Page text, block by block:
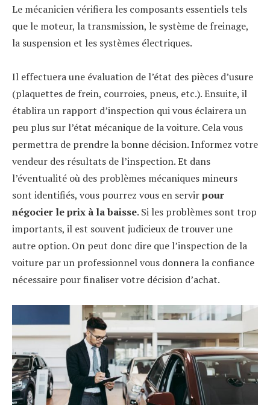
Le mécanicien vérifiera les composants essentiels tels
que le moteur, la transmission, le système de freinage,
la suspension et les systèmes électriques.
Il effectuera une évaluation de l’état des pièces d’usure
(plaquettes de frein, courroies, pneus, etc.). Ensuite, il
établira un rapport d’inspection qui vous éclairera un
peu plus sur l’état mécanique de la voiture. Cela vous
permettra de prendre la bonne décision. Informez votre
vendeur des résultats de l’inspection. Et dans
l’éventualité où des problèmes mécaniques mineurs
sont identifiés, vous pourrez vous en servirpour
négocier le prix à la baisse. Si les problèmes sont trop
importants, il est souvent judicieux de trouver une
autre option. On peut donc dire que l’inspection de la
voiture par un professionnel vous donnera la confiance
nécessaire pour finaliser votre décision d’achat.